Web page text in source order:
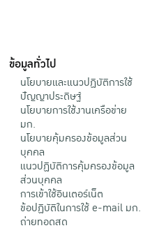
ข้อมูลทั่วไป
นโยบายและแนวปฏิบัติการใช้
ปัญญาประดิษฐ์
นโยบายการใช้งานเครือข่าย
มก.
นโยบายคุ้มครองข้อมูลส่วน
บุคคล
แนวปฏิบัติการคุ้มครองข้อมูล
ส่วนบุคคล
การเข้าใช้อินเตอร์เน็ต
ข้อปฏิบัติในการใช้ e-mail มก.
ถ่ายทอดสด